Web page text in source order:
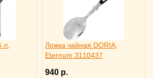
л,
Ложка чайная DORIA,
Eternum 3110437
940 р.